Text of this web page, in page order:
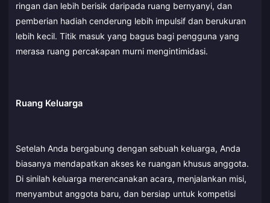
ringan dan lebih berisik daripada ruang bernyanyi, dan
pemberian hadiah cenderung lebih impulsif dan berukuran
lebih kecil. Titik masuk yang bagus bagi pengguna yang
merasa ruang percakapan murni mengintimidasi.
Ruang Keluarga
Setelah Anda bergabung dengan sebuah keluarga, Anda
biasanya mendapatkan akses ke ruangan khusus anggota.
Di sinilah keluarga merencanakan acara, menjalankan misi,
menyambut anggota baru, dan bersiap untuk kompetisi